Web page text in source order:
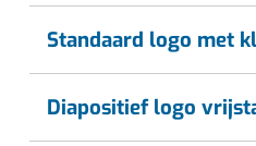
Standaard logo met
Diapositief logo